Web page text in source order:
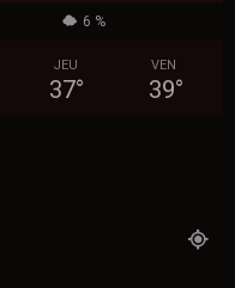
6 %
JEU
37°
VEN
39°